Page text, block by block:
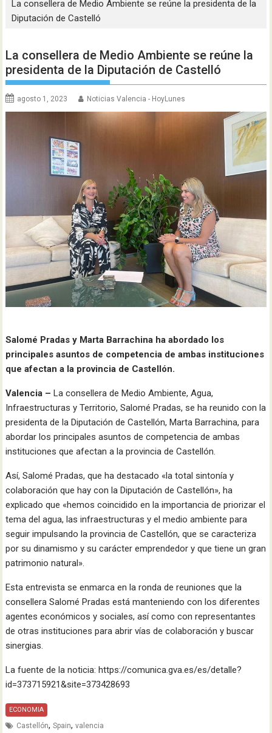
La consellera de Medio Ambiente se reúne la presidenta de la
Diputación de Castelló
La consellera de Medio Ambiente se reúne la
presidenta de la Diputación de Castelló
agosto 1, 2023 Noticias Valencia - HoyLunes
Salomé Pradas y Marta Barrachina ha abordado los
principales asuntos de competencia de ambas instituciones
que afectan a la provincia de Castellón.
Valencia –La consellera de Medio Ambiente, Agua,
Infraestructuras y Territorio, Salomé Pradas, se ha reunido con la
presidenta de la Diputación de Castellón, Marta Barrachina, para
abordar los principales asuntos de competencia de ambas
instituciones que afectan a la provincia de Castellón.
Así, Salomé Pradas, que ha destacado «la total sintonía y
colaboración que hay con la Diputación de Castellón», ha
explicado que «hemos coincidido en la importancia de priorizar el
tema del agua, las infraestructuras y el medio ambiente para
seguir impulsando la provincia de Castellón, que se caracteriza
por su dinamismo y su carácter emprendedor y que tiene un gran
patrimonio natural».
Esta entrevista se enmarca en la ronda de reuniones que la
consellera Salomé Pradas está manteniendo con los diferentes
agentes económicos y sociales, así como con representantes
de otras instituciones para abrir vías de colaboración y buscar
sinergias.
La fuente de la noticia: https://comunica.gva.es/es/detalle?
id=373715921&site=373428693
ECONOMIA
Castellón,Spain,valencia